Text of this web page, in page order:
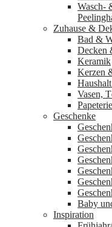
Wasch‑
Zuhause &
Bad &
Decken
Keramik
Kerzen
Vasen,
Papeterie
Geschenke
Baby
Inspiration